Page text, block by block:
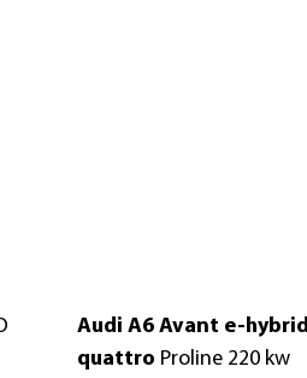
Audi A6 Avant e-hybrid
quattro Proline 220 kw